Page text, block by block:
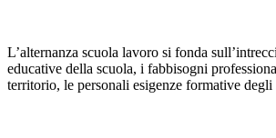
L’alternanza scuola lavoro si fonda
educative della scuola, i fabbisogni
territorio, le personali esigenze formative degli